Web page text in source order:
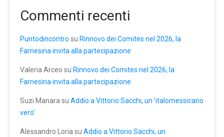
Commenti recenti
Puntodincontro su Rinnovo dei Comites nel 2026, la
Farnesina invita alla partecipazione
Valeria Arceo su Rinnovo dei Comites nel 2026, la
Farnesina invita alla partecipazione
Suzi Manara su Addio a Vittorio Sacchi, un ‘italomessicano
vero’
Alessandro Loria su Addio a Vittorio Sacchi, un